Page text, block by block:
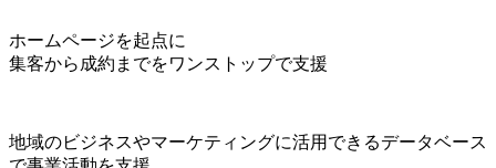
ホームページを起点に
集客から成約までをワンストップで支援
地域のビジネスやマーケティングに活用できるデータベース